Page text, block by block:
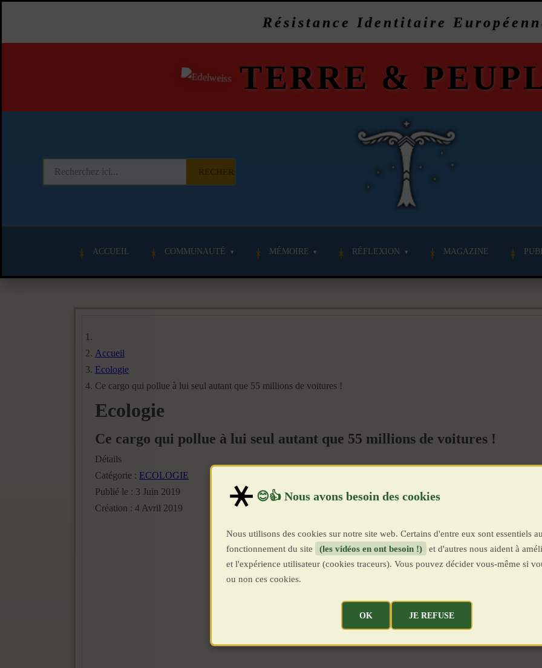
Résistance Identitaire
TERRE &
ACCUEIL COMMUNAUTÉ MÉMOIRE RÉFLEXION MAGAZINE
Accueil
Ecologie
Ce cargo qui pollue à lui seul autant que 55 millions de voitures !
Ecologie
Ce cargo qui pollue à lui seul autant que 55 millions de voitures !
Détails
Catégorie : ECOLOGIE
Publié le : 3 Juin 2019
Création : 4 Avril 2019
Nous utilisons des cookies sur notre site web. Certains d'entre eux sont essentiels
fonctionnement du site
(les vidéos en ont besoin !)
et d'autres nous aident à
et l'expérience utilisateur (cookies traceurs). Vous pouvez décider vous-même si
ou non ces cookies.
OK JE REFUSE